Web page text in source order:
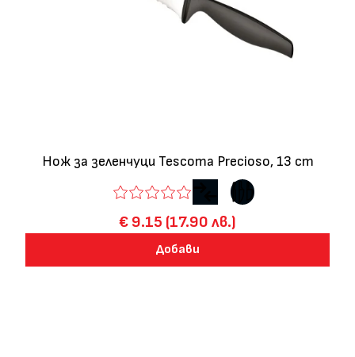
Нож за зеленчуци Tescoma Precioso, 13 cm
€ 9.15 (17.90 лв.)
Добави